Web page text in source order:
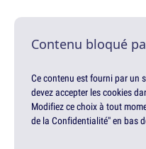
Contenu bloqué
Ce contenu est fourni par un
devez accepter les cookies
Modifiez ce choix à tout
de la Confidentialité" en bas